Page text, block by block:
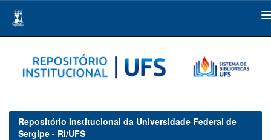
navigation
Repositório Institucional da Universidade Federal de
Sergipe - RI/UFS